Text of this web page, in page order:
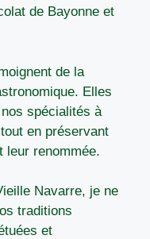
de Bayonne et
de la
Elles
spécialités à
en préservant
leur renommée.
Navarre, je ne
traditions
et